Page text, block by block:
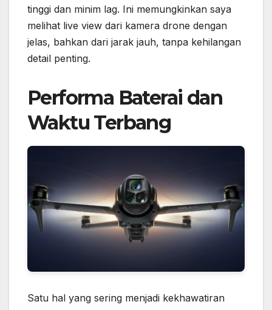
tinggi dan minim lag. Ini memungkinkan saya
melihat live view dari kamera drone dengan
jelas, bahkan dari jarak jauh, tanpa kehilangan
detail penting.
Performa Baterai dan
Waktu Terbang
Satu hal yang sering menjadi kekhawatiran